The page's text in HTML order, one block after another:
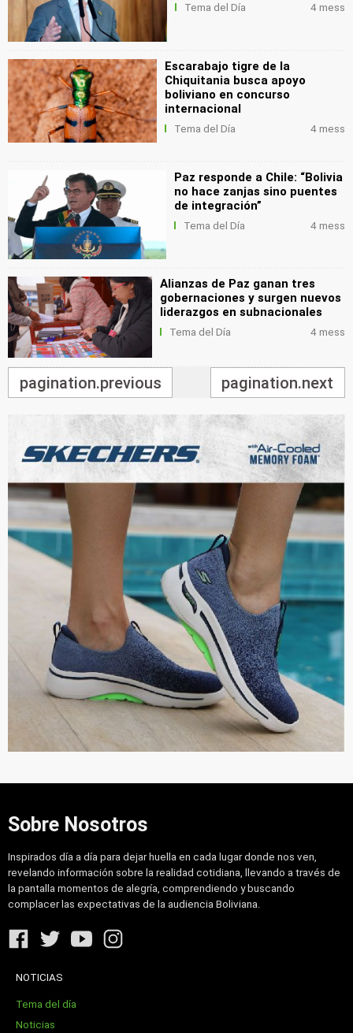
Tema del Día 4 mess
Escarabajo tigre de la
Chiquitania busca apoyo
boliviano en concurso
internacional
Tema del Día 4 mess
Paz responde a Chile: “Bolivia
no hace zanjas sino puentes
de integración”
Tema del Día 4 mess
Alianzas de Paz ganan tres
gobernaciones y surgen nuevos
liderazgos en subnacionales
Tema del Día 4 mess
pagination.previous pagination.next
Sobre Nosotros
Inspirados día a día para dejar huella en cada lugar donde nos ven,
revelando información sobre la realidad cotidiana, llevando a través de
la pantalla momentos de alegría, comprendiendo y buscando
complacer las expectativas de la audiencia Boliviana.
NOTICIAS
Tema del día
Noticias